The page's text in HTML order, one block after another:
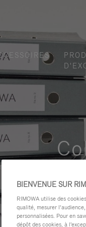
BIENVENUE SUR
RIMOWA utilise des
qualité, mesurer
personnalisées. Pour en
dépôt des cookies, à